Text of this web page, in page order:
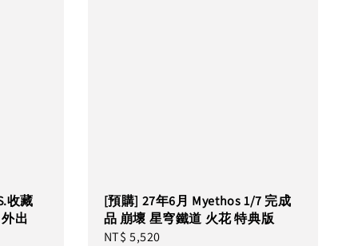
收藏
出
[預購] 27年6月 Myethos 1/7 完成
品 崩壞 星穹鐵道 火花 特典版
Regular
NT$ 5,520